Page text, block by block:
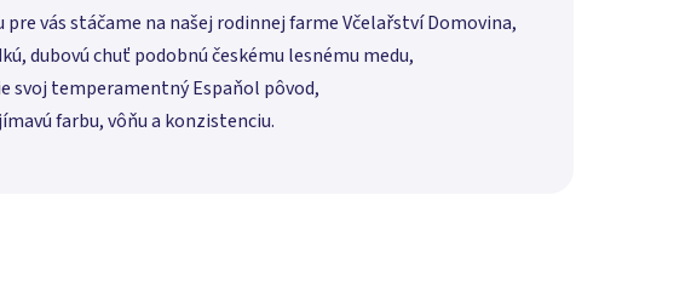
pre vás stáčame na našej rodinnej farme Včelařství Domovina,
dubovú chuť podobnú českému lesnému medu,
svoj temperamentný Espaňol pôvod,
farbu, vôňu a konzistenciu.